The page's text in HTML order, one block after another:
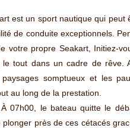
est un sport nautique qui
de conduite exceptionnels.
votre propre Seakart, Initiez-
le tout dans un cadre de
somptueux et les
au long de la prestation.
À 07h00, le bateau quitte le
près de ces cétacés